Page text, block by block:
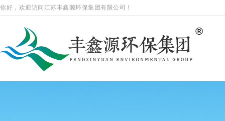
你好，欢迎访问江苏丰鑫源环保集团有限公司！